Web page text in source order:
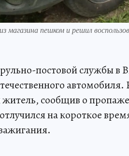
магазина пешком и решил
постовой службы
сообщив о
на короткое